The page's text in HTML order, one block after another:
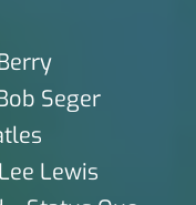
Seger
Lewis